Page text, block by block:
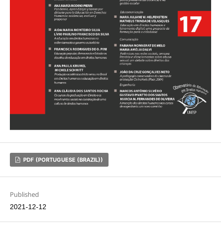
PDF (PORTUGUESE (BRAZIL))
Published
2021-12-12